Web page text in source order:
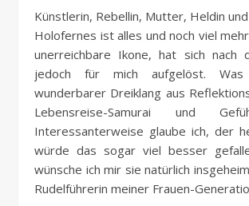
Künstlerin, Rebellin, Mutter, Heldin
Holofernes ist alles und noch viel
unerreichbare Ikone, hat sich nach
jedoch für mich aufgelöst.
wunderbarer Dreiklang aus
Lebensreise-Samurai und
Interessanterweise glaube ich, der
würde das sogar viel besser
wünsche ich mir sie natürlich
Rudelführerin meiner Frauen-